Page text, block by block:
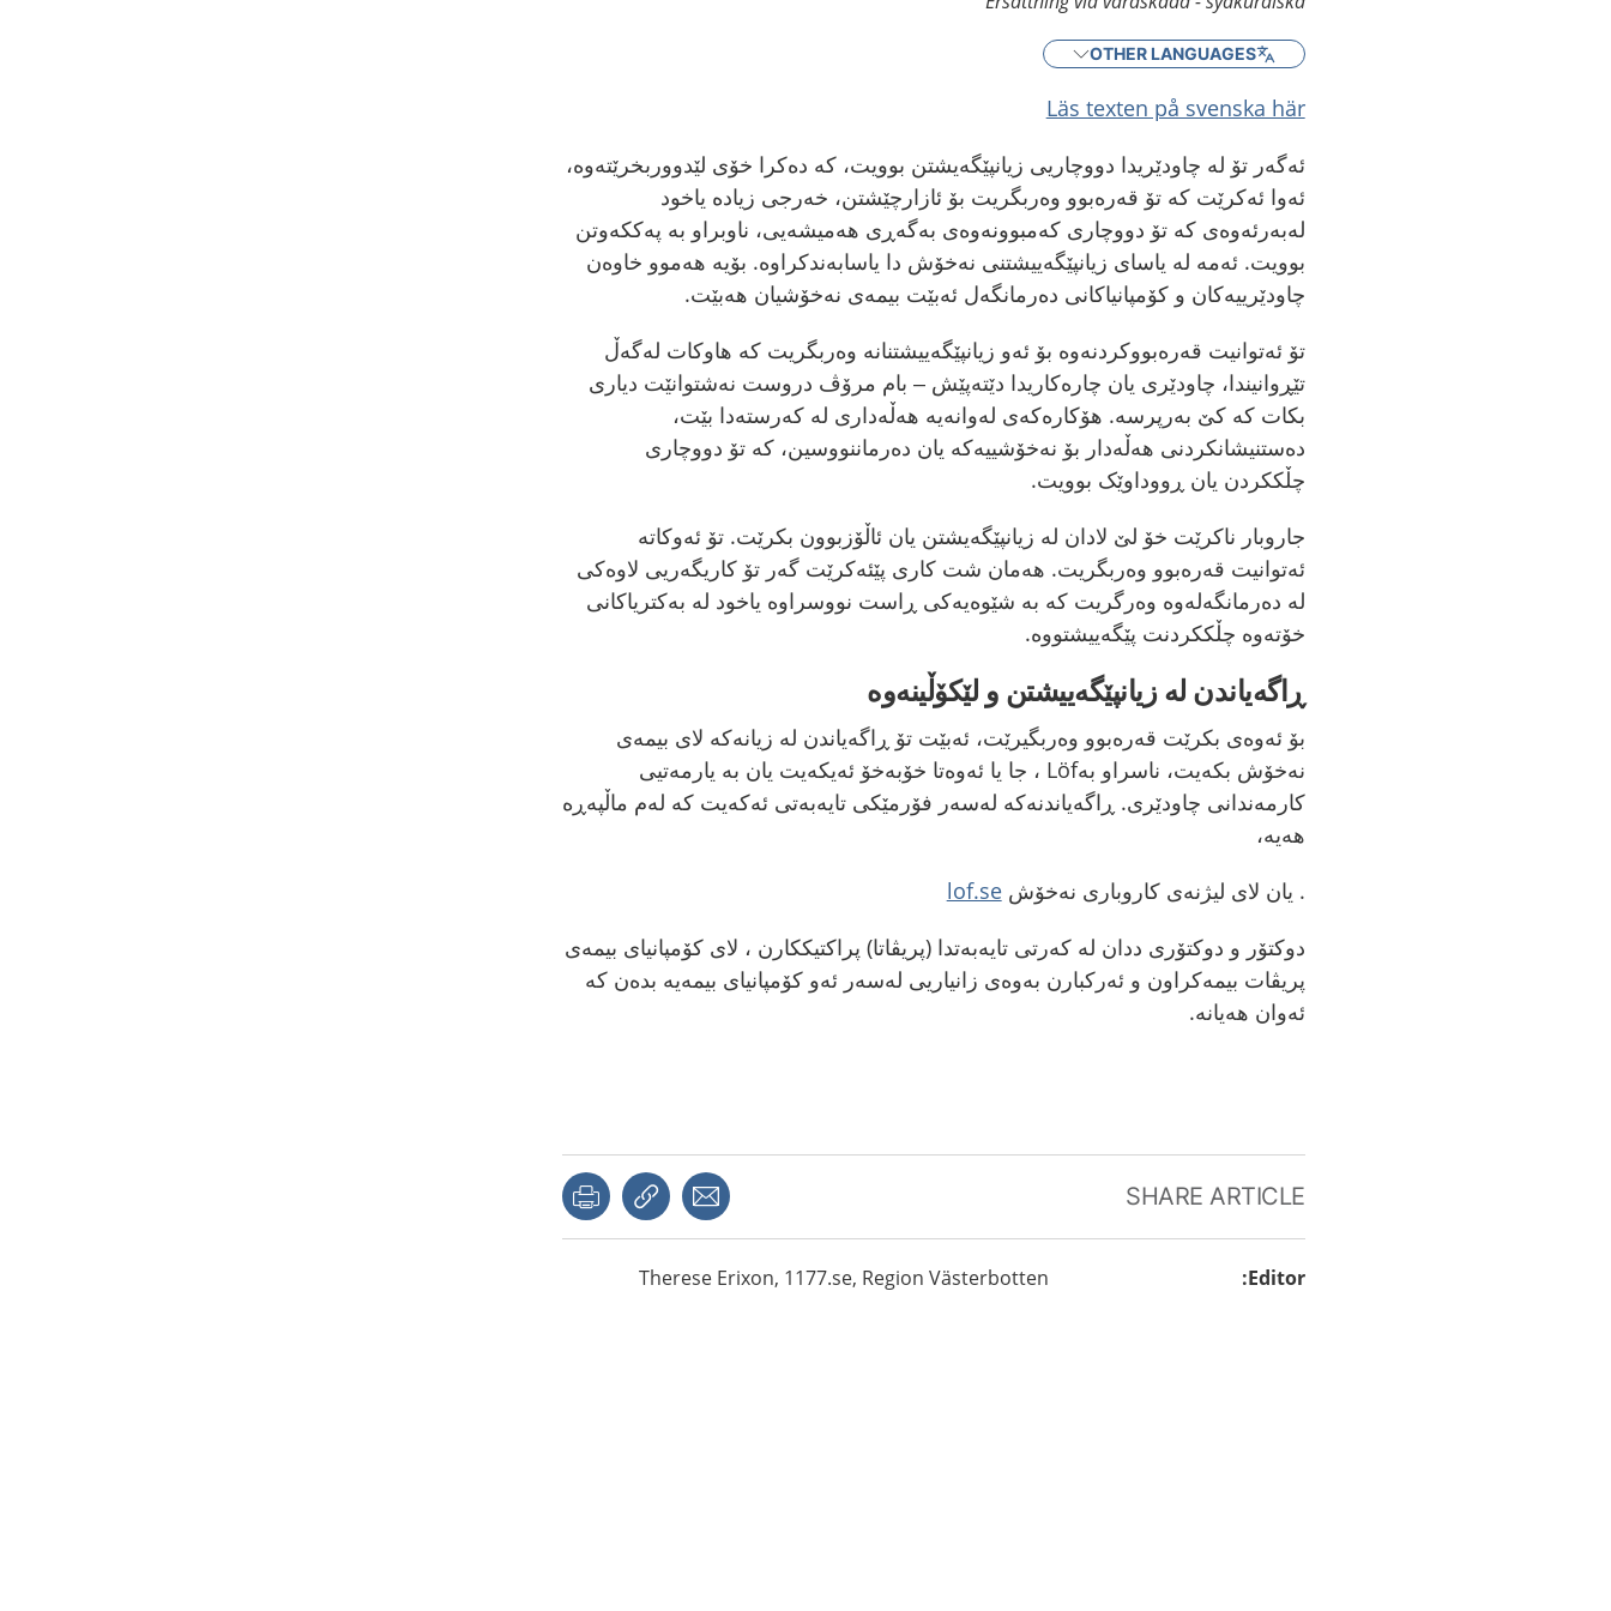
OTHER LANGUAGES
Läs texten på svenska här
ئەگەر تۆ لە چاودێریدا دووچاریی زیانپێگەیشتن بوویت، کە دەکرا خۆی لێدووربخرێتەوە،
ئەوا ئەکرێت کە تۆ قەرەبوو وەربگریت بۆ ئازارچێشتن، خەرجی زیادە یاخود
لەبەرئەوەی کە تۆ دووچاری کەمبوونەوەی بەگەڕی هەمیشەیی، ناوبراو بە پەککەوتن
بوویت. ئەمە لە یاسای زیانپێگەییشتنی نەخۆش دا یاسابەندکراوە. بۆیە هەموو خاوەن
چاودێرییەکان و کۆمپانیاکانی دەرمانگەل ئەبێت بیمەی نەخۆشیان هەبێت.
تۆ ئەتوانیت قەرەبووکردنەوە بۆ ئەو زیانپێگەییشتنانە وەربگریت کە هاوکات لەگەڵ
تێڕوانیندا، چاودێری یان چارەکاریدا دێتەپێش – بام مرۆڤ دروست نەشتوانێت دیاری
بکات کە کێ بەرپرسە. هۆکارەکەی لەوانەیە هەڵەداری لە کەرستەدا بێت،
دەستنیشانکردنی هەڵەدار بۆ نەخۆشییەکە یان دەرماننووسین، کە تۆ دووچاری
چڵککردن یان ڕووداوێک بوویت.
جاروبار ناکرێت خۆ لێ لادان لە زیانپێگەیشتن یان ئاڵۆزبوون بکرێت. تۆ ئەوکاتە
ئەتوانیت قەرەبوو وەربگریت. هەمان شت کاری پێئەکرێت گەر تۆ کاریگەریی لاوەکی
لە دەرمانگەلەوە وەرگریت کە بە شێوەیەکی ڕاست نووسراوە یاخود لە بەکتریاکانی
خۆتەوە چڵککردنت پێگەییشتووە.
ڕاگەیاندن لە زیانپێگەییشتن و لێکۆڵینەوە
بۆ ئەوەی بکرێت قەرەبوو وەربگیرێت، ئەبێت تۆ ڕاگەیاندن لە زیانەکە لای بیمەی
نەخۆش بکەیت، ناسراو بەLöf ، جا یا ئەوەتا خۆبەخۆ ئەیکەیت یان بە یارمەتیی
کارمەندانی چاودێری. ڕاگەیاندنەکە لەسەر فۆرمێکی تایەبەتی ئەکەیت کە لەم ماڵپەڕە
هەیە،
. یان لای لیژنەی کاروباری نەخۆشlof.se
دوکتۆر و دوکتۆری ددان لە کەرتی تایەبەتدا (پریڤاتا) پراکتیککارن ، لای کۆمپانیای بیمەی
پریڤات بیمەکراون و ئەرکبارن بەوەی زانیاریی لەسەر ئەو کۆمپانیای بیمەیە بدەن کە
ئەوان هەیانە.
SHARE ARTICLE
Editor
:
Therese Erixon, 1177.se, Region Västerbotten